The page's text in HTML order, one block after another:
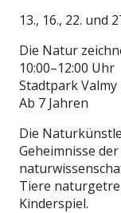
13., 16., 22. und
Die Natur
10:00–12:00 Uhr
Stadtpark Valmy
Ab 7 Jahren
Die
Geheimnisse
Tiere
Kinderspiel.